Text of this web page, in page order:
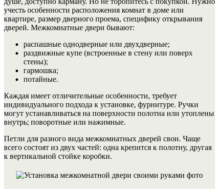
учесть особенности расположения комнат в доме или
квартире, размер дверного проема, специфику открывания
дверей. Межкомнатные двери бывают:
распашные однодверные или двухдверные;
раздвижные купе (встроенные в стену или поверх
стены);
гармошка;
потайные.
Каждая имеет отличительные особенности, требует
индивидуального подхода к установке, фурнитуре. Ручки
могут устанавливаться на поверхности полотна или утоплены
внутрь; поворотные или нажимные.
Петли для разного вида межкомнатных дверей свои. Чаще
всего состоят из двух частей: одна крепится к полотну, другая
к вертикальной стойке коробки.